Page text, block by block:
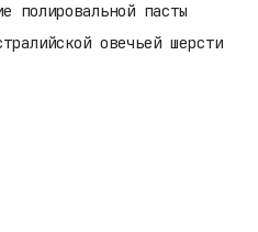
полировальной пасты
овечьей шерсти